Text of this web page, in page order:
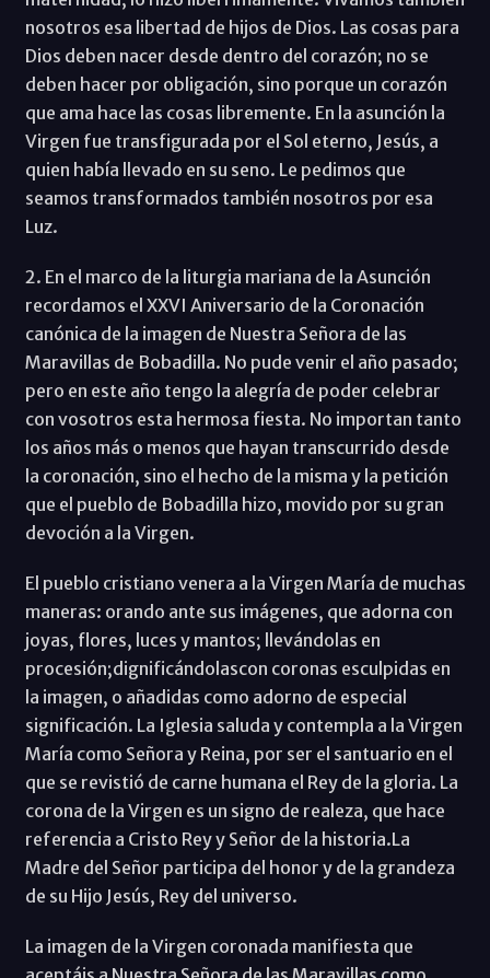
nosotros esa libertad de hijos de Dios. Las cosas para
Dios deben nacer desde dentro del corazón; no se
deben hacer por obligación, sino porque un corazón
que ama hace las cosas libremente. En la asunción la
Virgen fue transfigurada por el Sol eterno, Jesús, a
quien había llevado en su seno. Le pedimos que
seamos transformados también nosotros por esa
Luz.
2. En el marco de la liturgia mariana de la Asunción
recordamos el XXVI Aniversario de la Coronación
canónica de la imagen de Nuestra Señora de las
Maravillas de Bobadilla. No pude venir el año pasado;
pero en este año tengo la alegría de poder celebrar
con vosotros esta hermosa fiesta. No importan tanto
los años más o menos que hayan transcurrido desde
la coronación, sino el hecho de la misma y la petición
que el pueblo de Bobadilla hizo, movido por su gran
devoción a la Virgen.
El pueblo cristiano venera a la Virgen María de muchas
maneras: orando ante sus imágenes, que adorna con
joyas, flores, luces y mantos; llevándolas en
procesión;dignificándolascon coronas esculpidas en
la imagen, o añadidas como adorno de especial
significación. La Iglesia saluda y contempla a la Virgen
María como Señora y Reina, por ser el santuario en el
que se revistió de carne humana el Rey de la gloria. La
corona de la Virgen es un signo de realeza, que hace
referencia a Cristo Rey y Señor de la historia.La
Madre del Señor participa del honor y de la grandeza
de su Hijo Jesús, Rey del universo.
La imagen de la Virgen coronada manifiesta que